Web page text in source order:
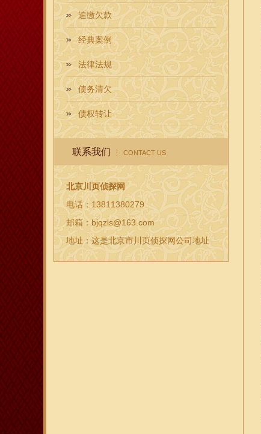
追缴欠款
经典案例
法律法规
债务清欠
债权转让
联系我们 CONTACT US
北京川页侦探网
电话：13811380279
邮箱：bjqzls@163.com
地址：这是北京市川页侦探网公司地址